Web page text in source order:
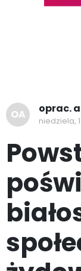
OA oprac.
niedziela,